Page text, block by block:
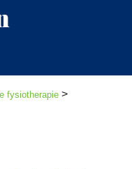
fysiotherapie >